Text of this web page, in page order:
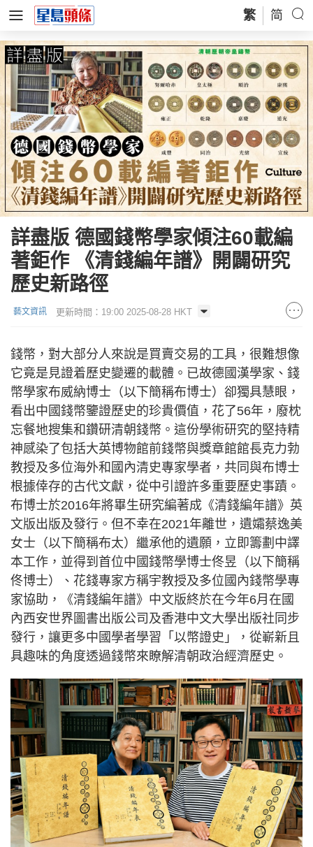
繁 简
詳盡版 德國錢幣學家傾注60載編
著鉅作 《清錢編年譜》開闢研究
歷史新路徑
藝文資訊 更新時間：19:00 2025-08-28 HKT
錢幣，對大部分人來說是買賣交易的工具，很難想像
它竟是見證着歷史變遷的載體。已故德國漢學家、錢
幣學家布威納博士（以下簡稱布博士）卻獨具慧眼，
看出中國錢幣鑒證歷史的珍貴價值，花了56年，廢枕
忘餐地搜集和鑽研清朝錢幣。這份學術研究的堅持精
神感染了包括大英博物館前錢幣與獎章館館長克力勃
教授及多位海外和國內清史專家學者，共同與布博士
根據倖存的古代文獻，從中引證許多重要歷史事蹟。
布博士於2016年將畢生研究編著成《清錢編年譜》英
文版出版及發行。但不幸在2021年離世，遺孀蔡逸美
女士（以下簡稱布太）繼承他的遺願，立即籌劃中譯
本工作，並得到首位中國錢幣學博士佟昱（以下簡稱
佟博士）、花錢專家方稱宇教授及多位國內錢幣學專
家協助，《清錢編年譜》中文版終於在今年6月在國
內西安世界圖書出版公司及香港中文大學出版社同步
發行，讓更多中國學者學習「以幣證史」，從嶄新且
具趣味的角度透過錢幣來瞭解清朝政治經濟歷史。